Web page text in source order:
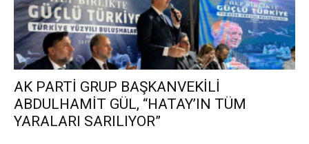
AK PARTİ GRUP BAŞKANVEKİLİ
ABDULHAMİT GÜL, “HATAY’IN TÜM
YARALARI SARILIYOR”